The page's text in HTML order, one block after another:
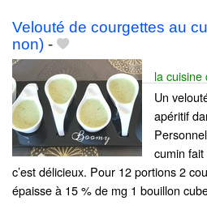
Velouté de courgettes au
non) -
la cuisine
Un
apéritif
cumin
c’est délicieux. Pour 12 portions 2
épaisse à 15 % de mg 1 bouillon